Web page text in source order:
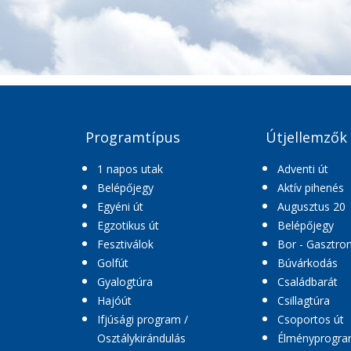
Programtípus
1 napos utak
Belépőjegy
Egyéni út
Egzotikus út
Fesztiválok
Golfút
Gyalogtúra
Hajóút
Ifjúsági program /
Osztálykirándulás
Útjellemzők
Adventi út
Aktív pihenés
Augusztus 20
Belépőjegy
Bor -
Búvárkodás
Családbarát
Csillagtúra
Csoportos út